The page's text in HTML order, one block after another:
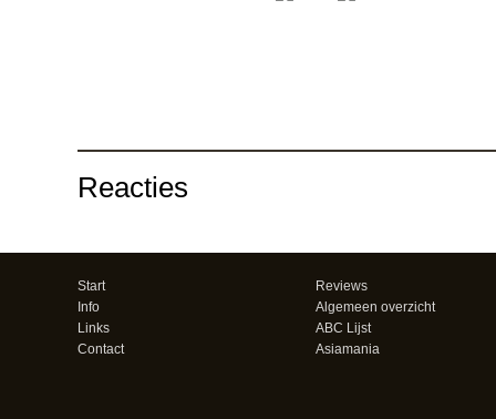
Reacties
Start
Info
Links
Contact
Reviews
Algemeen overzicht
ABC Lijst
Asiamania